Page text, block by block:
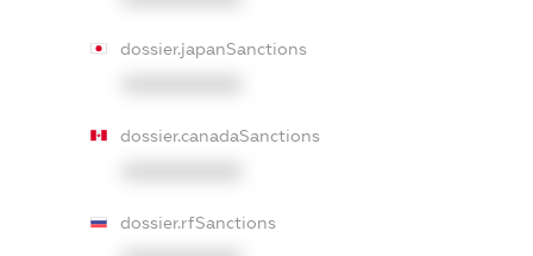
dossier.japanSanctions
dossier.canadaSanctions
dossier.rfSanctions